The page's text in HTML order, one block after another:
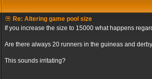
Re: Altering game pool size
If you increase the size to 15000 what happens
Are there always 20 runners in the guineas and
This sounds irritating?